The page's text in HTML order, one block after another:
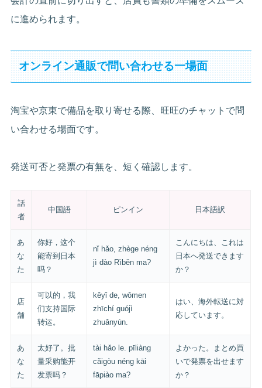
に進められます。
オンライン通販で問い合わせる一場面
淘宝や京東で備品を取り寄せる際、旺旺のチャットで問
い合わせる場面です。
発送可否と発票の有無を、短く確認します。
話
者
中国語 ピンイン 日本語訳
あ
な
た
你好，这个
能寄到日本
吗？
nǐ hǎo, zhège néng
jì dào Rìběn ma?
こんにちは、これは
日本へ発送できます
か？
店
舗
可以的，我
们支持国际
转运。
kěyǐ de, wǒmen
zhīchí guójì
zhuǎnyùn.
はい、海外転送に対
応しています。
あ
な
た
太好了。批
量采购能开
发票吗？
tài hǎo le. pīliàng
cǎigòu néng kāi
fāpiào ma?
よかった。まとめ買
いで発票を出せます
か？